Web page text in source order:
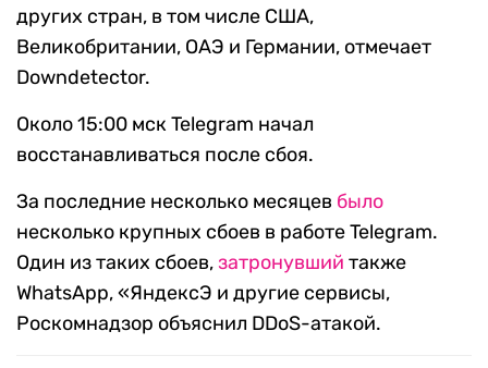
других стран, в том числе США,
Великобритании, ОАЭ и Германии, отмечает
Downdetector.
Около 15:00 мск Telegram начал
восстанавливаться после сбоя.
За последние несколько месяцев было
несколько крупных сбоев в работе Telegram.
Один из таких сбоев,затронувший также
WhatsApp, «ЯндексЭ и другие сервисы,
Роскомнадзор объяснил DDoS-атакой.